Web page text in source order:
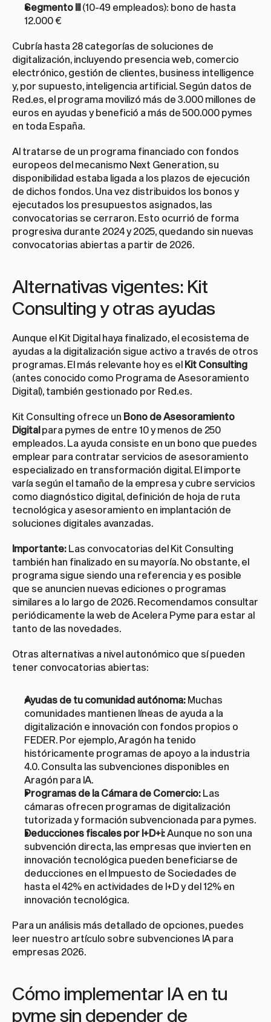
Segmento III (10-49 empleados): bono de hasta
12.000 €
Cubría hasta 28 categorías de soluciones de
digitalización, incluyendo presencia web, comercio
electrónico, gestión de clientes, business intelligence
y, por supuesto, inteligencia artificial. Según datos de
Red.es, el programa movilizó más de 3.000 millones de
euros en ayudas y benefició a más de 500.000 pymes
en toda España.
Al tratarse de un programa financiado con fondos
europeos del mecanismo Next Generation, su
disponibilidad estaba ligada a los plazos de ejecución
de dichos fondos. Una vez distribuidos los bonos y
ejecutados los presupuestos asignados, las
convocatorias se cerraron. Esto ocurrió de forma
progresiva durante 2024 y 2025, quedando sin nuevas
convocatorias abiertas a partir de 2026.
Alternativas vigentes: Kit
Consulting y otras ayudas
Aunque el Kit Digital haya finalizado, el ecosistema de
ayudas a la digitalización sigue activo a través de otros
programas. El más relevante hoy es el Kit Consulting
(antes conocido como Programa de Asesoramiento
Digital), también gestionado por Red.es.
Kit Consulting ofrece un Bono de Asesoramiento
Digital para pymes de entre 10 y menos de 250
empleados. La ayuda consiste en un bono que puedes
emplear para contratar servicios de asesoramiento
especializado en transformación digital. El importe
varía según el tamaño de la empresa y cubre servicios
como diagnóstico digital, definición de hoja de ruta
tecnológica y asesoramiento en implantación de
soluciones digitales avanzadas.
Importante: Las convocatorias del Kit Consulting
también han finalizado en su mayoría. No obstante, el
programa sigue siendo una referencia y es posible
que se anuncien nuevas ediciones o programas
similares a lo largo de 2026. Recomendamos consultar
periódicamente la web de Acelera Pyme para estar al
tanto de las novedades.
Otras alternativas a nivel autonómico que sí pueden
tener convocatorias abiertas:
Ayudas de tu comunidad autónoma: Muchas
comunidades mantienen líneas de ayuda a la
digitalización e innovación con fondos propios o
FEDER. Por ejemplo, Aragón ha tenido
históricamente programas de apoyo a la industria
4.0. Consulta las subvenciones disponibles en
Aragón para IA.
Programas de la Cámara de Comercio: Las
cámaras ofrecen programas de digitalización
tutorizada y formación subvencionada para pymes.
Deducciones fiscales por I+D+i: Aunque no son una
subvención directa, las empresas que invierten en
innovación tecnológica pueden beneficiarse de
deducciones en el Impuesto de Sociedades de
hasta el 42% en actividades de I+D y del 12% en
innovación tecnológica.
Para un análisis más detallado de opciones, puedes
leer nuestro artículo sobre subvenciones IA para
empresas 2026.
Cómo implementar IA en tu
pyme sin depender de